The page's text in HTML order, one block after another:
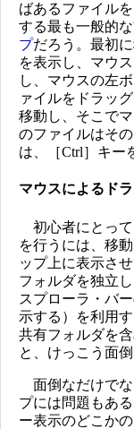
ばあるファイル
する最も一般的
プだろう。最初
を表示し、マウ
し、マウスの左
ァイルをドラッ
移動し、そこで
のファイルはそ
は、［Ctrl］キー
マウスによるド
初心者にとって
を行うには、移
ップ上に表示さ
フォルダを独立
スプローラ・バ
示する）を利用
共有フォルダを
と、けっこう面
面倒なだけでな
プには問題もあ
ー表示のどこか